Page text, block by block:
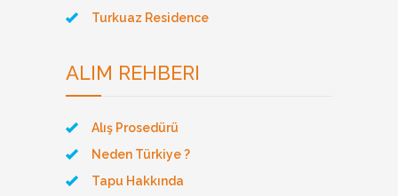
Turkuaz Residence
ALIM REHBERI
Alış Prosedürü
Neden Türkiye ?
Tapu Hakkında